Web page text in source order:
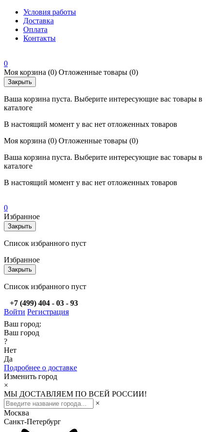
Условия работы
Доставка
Оплата
Контакты
0
Моя корзина (0) Отложенные товары (0)
Закрыть
Ваша корзина пуста. Выберите интересующие вас товары в
каталоге
В настоящий момент у вас нет отложенных товаров
Моя корзина (0) Отложенные товары (0)
Ваша корзина пуста. Выберите интересующие вас товары в
каталоге
В настоящий момент у вас нет отложенных товаров
0
Избранное
Закрыть
Список избранного пуст
Избранное
Закрыть
Список избранного пуст
+7 (499) 404 - 03 - 93
Войти Регистрация
Ваш город:
Ваш город
?
Нет
Да
Подробнее о доставке
Изменить город
×
МЫ ДОСТАВЛЯЕМ ПО ВСЕЙ РОССИИ!
×
Москва
Санкт-Петербург